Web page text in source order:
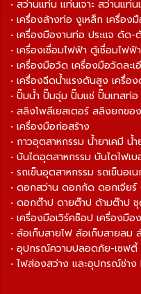
• สว่านแท่น แท่นเจาะ สว่านแท่
• เครื่องล้างท่อ งูเหล็ก เครื่อ
• เครื่องมืองานท่อ ประแจ ดัด
• เครื่องเชื่อมไฟฟ้า ตู้เชื่อมไฟ
• เครื่องมือวัด เครื่องมือวัดละเ
• เครื่องฉีดน้ำแรงดันสูง เครื่อ
• ปั๊มน้ำ ปั๊มจุ่ม ปั๊มแช่ ปั๊มเทสท่
• สลิงโพลีเยสเตอร์ สลิงยกของ
• เครื่องมือก่อสร้าง
• กาวอุตสาหกรรม น้ำยาเคมี น้ำ
• บันไดอุตสาหกรรม บันไดไฟเ
• รถเข็นอุตสาหกรรม รถเข็นอเ
• ดอกสว่าน ดอกกัด ดอกเจียร์
• ดอกต๊าป ดายต๊าป ด้ามต๊าป
• เครื่องมือเวิร์คช็อป เครื่องมือ
• ล้อเก็บสายไฟ ล้อเก็บสายลม
• อุปกรณ์ความปลอดภัย-เซฟ
• ไฟส่องสว่าง และอุปกรณ์ช่าง